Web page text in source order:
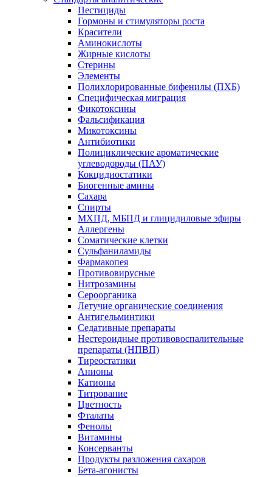
Пестициды
Гормоны и стимуляторы роста
Красители
Аминокислоты
Жирные кислоты
Стерины
Элементы
Полихлорированные бифенилы (ПХБ)
Специфическая миграция
Фикотоксины
Фальсификация
Микотоксины
Антибиотики
Полициклические ароматические
углеводороды (ПАУ)
Кокцидиостатики
Биогенные амины
Сахара
Спирты
МХПД, МБПД и глицидиловые эфиры
Аллергены
Соматические клетки
Сульфаниламиды
Фармакопея
Противовирусные
Нитрозамины
Сероорганика
Летучие органические соединения
Антигельминтики
Седативные препараты
Нестероидные противовоспалительные
препараты (НПВП)
Тиреостатики
Анионы
Катионы
Титрование
Цветность
Фталаты
Фенолы
Витамины
Консерванты
Продукты разложения сахаров
Бета-агонисты